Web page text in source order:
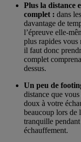
Plus la distance
complet : dans
davantage de
l’épreuve elle-
plus rapides vous
il faut donc
complet
dessus.
Un peu de
distance que
doux à votre
beaucoup lors de
tranquille
échauffement.